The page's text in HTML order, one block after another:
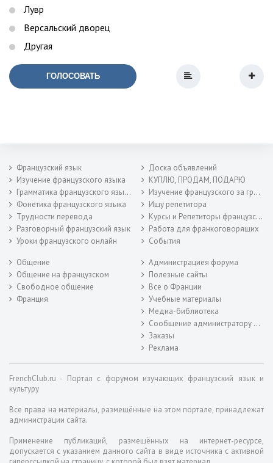
Лувр
Версальский дворец
Другая
ГОЛОСОВАТЬ
Французский язык
Изучение французского языка
Грамматика французского языка
Фонетика французского языка
Трудности перевода
Разговорный французский язык
Уроки французского онлайн
Доска объявлений
КУПЛЮ, ПРОДАМ, ПОДАРЮ
Изучение французского за границей
Ищу репетитора
Курсы и Репетиторы французского
Работа для франкоговорящих
События
Общение
Общение на французском
Свободное общение
Франция
Администрациея форума
Полезные сайты
Все о Франции
Учебные материалы
Медиа-библиотека
Сообщение администратору форума
Заказы
Реклама
FrenchClub.ru - Портал с форумом изучающих французский язык и
культуру
Все права на материалы, размещённые на этом портале, принадлежат
администрации сайта.
Применение публикаций, размещённых на интернет-ресурсе,
допускается с указанием данного сайта в виде источника с активной